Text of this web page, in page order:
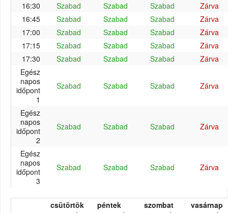
16:30 Szabad Szabad Szabad
Zárva
16:45
Szabad Szabad Szabad
Zárva
17:00
Szabad Szabad Szabad
Zárva
17:15
Szabad Szabad Szabad
Zárva
17:30
Szabad Szabad Szabad
Zárva
Egész
napos
időpont
1
Szabad Szabad Szabad Zárva
Egész
napos
időpont
2
Szabad Szabad Szabad Zárva
Egész
napos
időpont
3
Szabad Szabad Szabad Zárva
csütörtök
péntek
szombat
vasárnap